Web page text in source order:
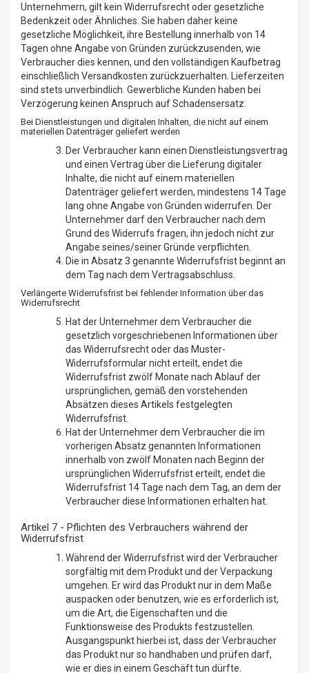
Unternehmern, gilt kein Widerrufsrecht oder gesetzliche
Bedenkzeit oder Ähnliches. Sie haben daher keine
gesetzliche Möglichkeit, ihre Bestellung innerhalb von 14
Tagen ohne Angabe von Gründen zurückzusenden, wie
Verbraucher dies kennen, und den vollständigen Kaufbetrag
einschließlich Versandkosten zurückzuerhalten. Lieferzeiten
sind stets unverbindlich. Gewerbliche Kunden haben bei
Verzögerung keinen Anspruch auf Schadensersatz.
Bei Dienstleistungen und digitalen Inhalten, die nicht auf einem
materiellen Datenträger geliefert werden
Der Verbraucher kann einen Dienstleistungsvertrag
und einen Vertrag über die Lieferung digitaler
Inhalte, die nicht auf einem materiellen
Datenträger geliefert werden, mindestens 14 Tage
lang ohne Angabe von Gründen widerrufen. Der
Unternehmer darf den Verbraucher nach dem
Grund des Widerrufs fragen, ihn jedoch nicht zur
Angabe seines/seiner Gründe verpflichten.
Die in Absatz 3 genannte Widerrufsfrist beginnt an
dem Tag nach dem Vertragsabschluss.
Verlängerte Widerrufsfrist bei fehlender Information über das
Widerrufsrecht
Hat der Unternehmer dem Verbraucher die
gesetzlich vorgeschriebenen Informationen über
das Widerrufsrecht oder das Muster-
Widerrufsformular nicht erteilt, endet die
Widerrufsfrist zwölf Monate nach Ablauf der
ursprünglichen, gemäß den vorstehenden
Absätzen dieses Artikels festgelegten
Widerrufsfrist.
Hat der Unternehmer dem Verbraucher die im
vorherigen Absatz genannten Informationen
innerhalb von zwölf Monaten nach Beginn der
ursprünglichen Widerrufsfrist erteilt, endet die
Widerrufsfrist 14 Tage nach dem Tag, an dem der
Verbraucher diese Informationen erhalten hat.
Artikel 7 - Pflichten des Verbrauchers während der
Widerrufsfrist
Während der Widerrufsfrist wird der Verbraucher
sorgfältig mit dem Produkt und der Verpackung
umgehen. Er wird das Produkt nur in dem Maße
auspacken oder benutzen, wie es erforderlich ist,
um die Art, die Eigenschaften und die
Funktionsweise des Produkts festzustellen.
Ausgangspunkt hierbei ist, dass der Verbraucher
das Produkt nur so handhaben und prüfen darf,
wie er dies in einem Geschäft tun dürfte.